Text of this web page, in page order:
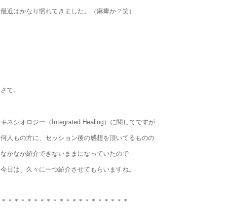
最近はかなり慣れてきました。（麻痺か？笑）
さて。
キネシオロジー（Integrated Healing）に関してですが
何人もの方に、セッション後の感想を頂いてるものの
なかなか紹介できないままになっていたので
今日は、久々に一つ紹介させてもらいますね。
＊＊＊＊＊＊＊＊＊＊＊＊＊＊＊＊＊＊＊＊